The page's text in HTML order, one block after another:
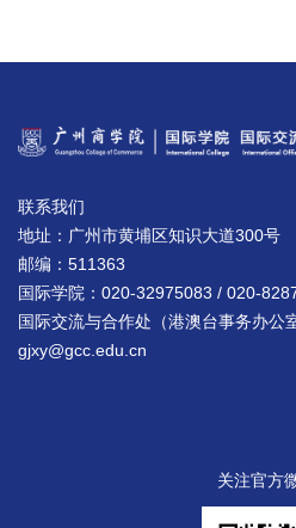
联系我们
地址：广州市黄埔区知识大道300号
邮编：511363
国际学院：020-32975083 / 020-
国际交流与合作处（港澳台事务办公
gjxy@gcc.edu.cn
关注官方